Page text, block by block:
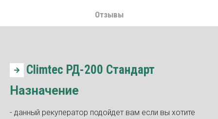
Отзывы
Climtec РД-200 Стандарт
Назначение
- данный рекуператор подойдет вам если вы хотите